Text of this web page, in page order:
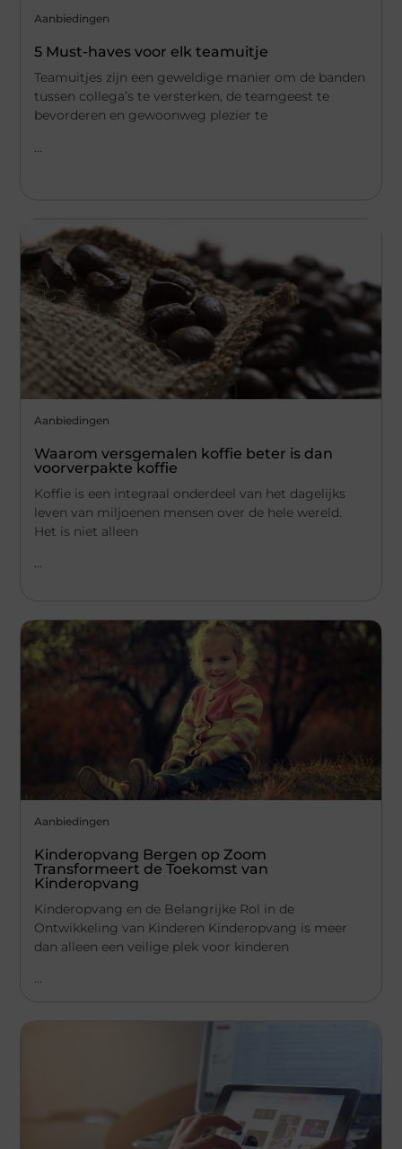
Aanbiedingen
5 Must-haves voor elk teamuitje
Teamuitjes zijn een geweldige manier om de banden
tussen collega’s te versterken, de teamgeest te
bevorderen en gewoonweg plezier te
Aanbiedingen
Waarom versgemalen koffie beter is dan
voorverpakte koffie
Koffie is een integraal onderdeel van het dagelijks
leven van miljoenen mensen over de hele wereld.
Het is niet alleen
...
Aanbiedingen
Kinderopvang Bergen op Zoom
Transformeert de Toekomst van
Kinderopvang
Kinderopvang en de Belangrijke Rol in de
Ontwikkeling van Kinderen Kinderopvang is meer
dan alleen een veilige plek voor kinderen
...